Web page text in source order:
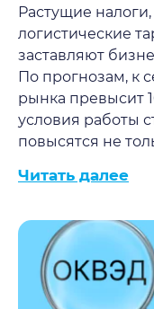
Растущие
логистические
заставляют
По прогнозам, к
рынка превысит
условия работы
повысятся не
Читать далее